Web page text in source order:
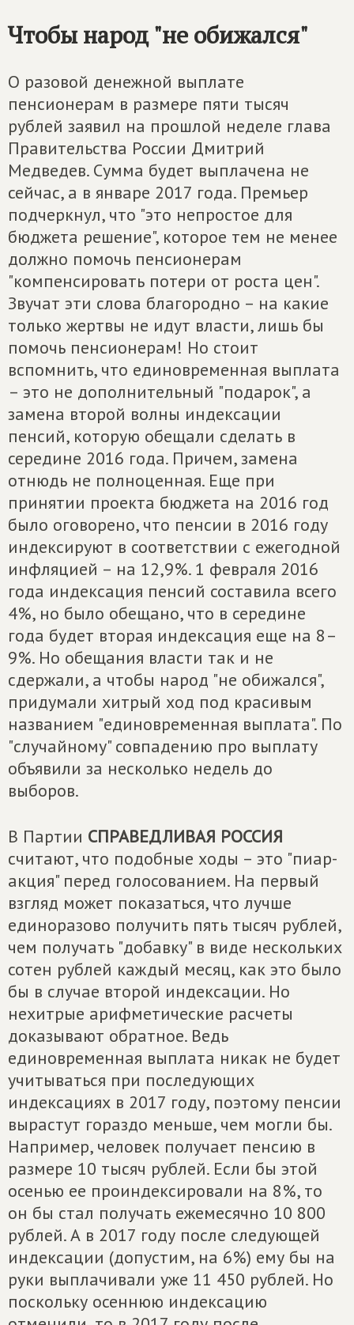
Чтобы народ "не обижался"
О разовой денежной выплате
пенсионерам в размере пяти тысяч
рублей заявил на прошлой неделе глава
Правительства России Дмитрий
Медведев. Сумма будет выплачена не
сейчас, а в январе 2017 года. Премьер
подчеркнул, что "это непростое для
бюджета решение", которое тем не менее
должно помочь пенсионерам
"компенсировать потери от роста цен".
Звучат эти слова благородно – на какие
только жертвы не идут власти, лишь бы
помочь пенсионерам! Но стоит
вспомнить, что единовременная выплата
– это не дополнительный "подарок", а
замена второй волны индексации
пенсий, которую обещали сделать в
середине 2016 года. Причем, замена
отнюдь не полноценная. Еще при
принятии проекта бюджета на 2016 год
было оговорено, что пенсии в 2016 году
индексируют в соответствии с ежегодной
инфляцией – на 12,9%. 1 февраля 2016
года индексация пенсий составила всего
4%, но было обещано, что в середине
года будет вторая индексация еще на 8–
9%. Но обещания власти так и не
сдержали, а чтобы народ "не обижался",
придумали хитрый ход под красивым
названием "единовременная выплата". По
"случайному" совпадению про выплату
объявили за несколько недель до
выборов.
В Партии СПРАВЕДЛИВАЯ РОССИЯ
считают, что подобные ходы – это "пиар-
акция" перед голосованием. На первый
взгляд может показаться, что лучше
единоразово получить пять тысяч рублей,
чем получать "добавку" в виде нескольких
сотен рублей каждый месяц, как это было
бы в случае второй индексации. Но
нехитрые арифметические расчеты
доказывают обратное. Ведь
единовременная выплата никак не будет
учитываться при последующих
индексациях в 2017 году, поэтому пенсии
вырастут гораздо меньше, чем могли бы.
Например, человек получает пенсию в
размере 10 тысяч рублей. Если бы этой
осенью ее проиндексировали на 8%, то
он бы стал получать ежемесячно 10 800
рублей. А в 2017 году после следующей
индексации (допустим, на 6%) ему бы на
руки выплачивали уже 11 450 рублей. Но
поскольку осеннюю индексацию